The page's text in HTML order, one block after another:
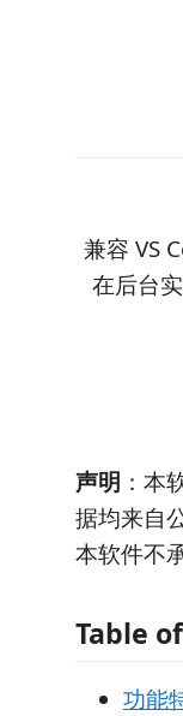
兼容 VS
在后台
声明 ：本
据均来自
本软件不
Table
功能